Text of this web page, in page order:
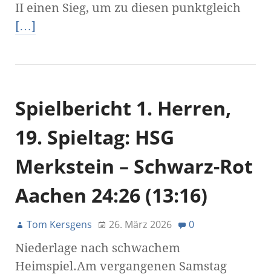
II einen Sieg, um zu diesen punktgleich
[…]
Spielbericht 1. Herren,
19. Spieltag: HSG
Merkstein – Schwarz-Rot
Aachen 24:26 (13:16)
Tom Kersgens 26. März 2026 0
Niederlage nach schwachem
Heimspiel.Am vergangenen Samstag